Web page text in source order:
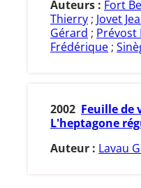
Auteurs : Fort
Thierry; Jovet
Gérard ; Prévost
Frédérique;
2002 Feuille de
L'heptagone
Auteur : Lavau